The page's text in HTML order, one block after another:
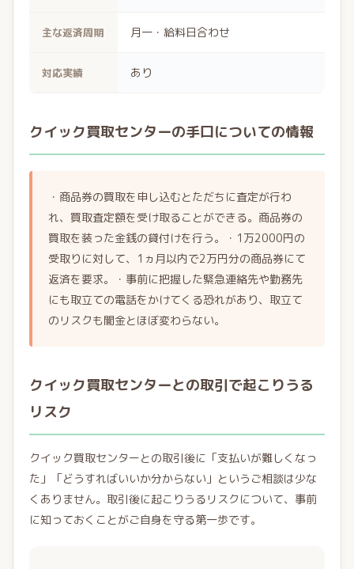
主な返済周期 月一・給料日合わせ
対応実績 あり
クイック買取センターの手口についての情報
・商品券の買取を申し込むとただちに査定が行わ
れ、買取査定額を受け取ることができる。商品券の
買取を装った金銭の貸付けを行う。・1万2000円の
受取りに対して、1ヵ月以内で2万円分の商品券にて
返済を要求。・事前に把握した緊急連絡先や勤務先
にも取立ての電話をかけてくる恐れがあり、取立て
のリスクも闇金とほぼ変わらない。
クイック買取センターとの取引で起こりうる
リスク
クイック買取センターとの取引後に「支払いが難しくなっ
た」「どうすればいいか分からない」というご相談は少な
くありません。取引後に起こりうるリスクについて、事前
に知っておくことがご自身を守る第一歩です。